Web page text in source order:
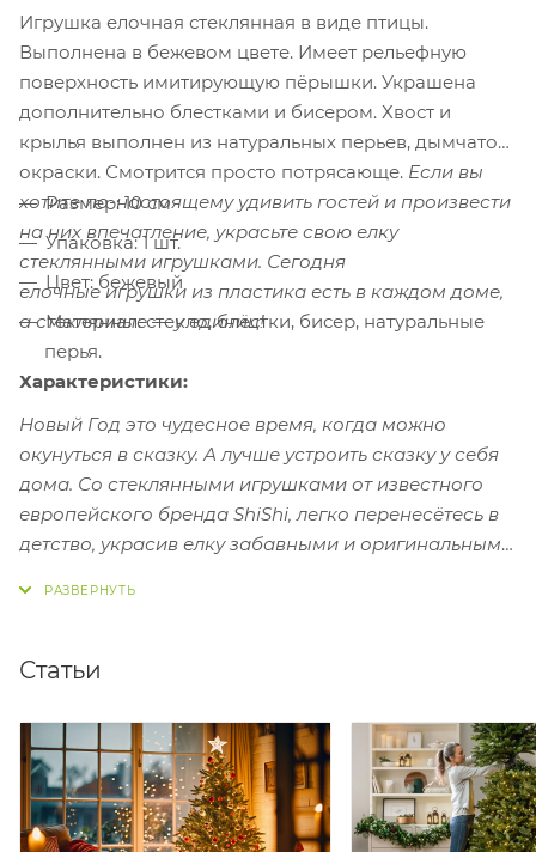
Игрушка елочная стеклянная в виде птицы.
Выполнена в бежевом цвете. Имеет рельефную
поверхность имитирующую пёрышки. Украшена
дополнительно блестками и бисером. Хвост и
крылья выполнен из натуральных перьев, дымчатой
окраски. Смотрится просто потрясающе. Если вы
хотите по-настоящему удивить гостей и произвести
на них впечатление, украсьте свою елку
стеклянными игрушками. Сегодня
елочные игрушки из пластика есть в каждом доме,
а стеклянные — у единиц!
Характеристики:
Размер: 10 см
Упаковка: 1 шт.
Цвет: бежевый
Материал: стекло, блёстки, бисер, натуральные
перья.
Новый Год это чудесное время, когда можно
окунуться в сказку. А лучше устроить сказку у себя
дома. Со стеклянными игрушками от известного
европейского бренда ShiShi, легко перенесётесь в
детство, украсив елку забавными и оригинальными
Статьи